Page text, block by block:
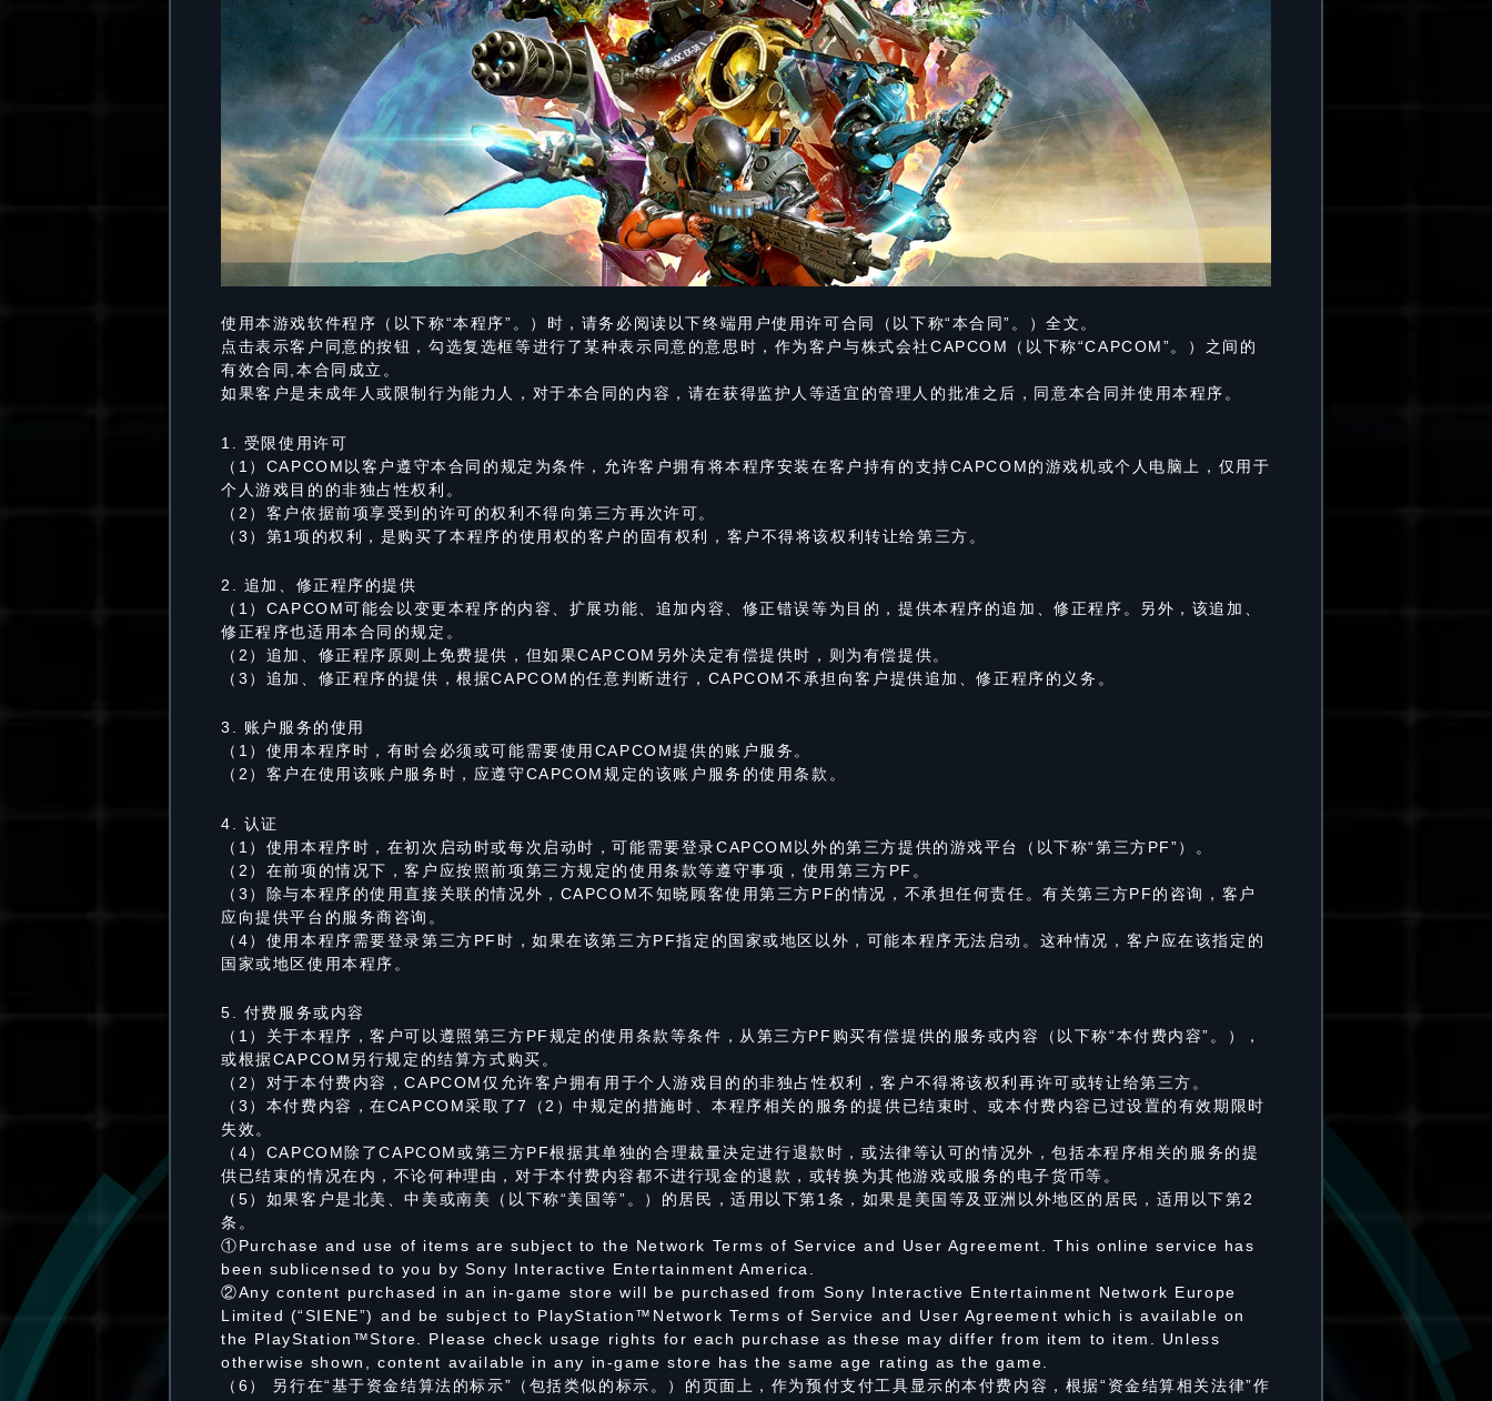
使用本游戏软件程序（以下称“本程序”。）时，请务必阅读以下终端用户使用许可合同（以下称“本合同”。）全文。
点击表示客户同意的按钮，勾选复选框等进行了某种表示同意的意思时，作为客户与株式会社CAPCOM（以下称“CAPCOM”。）之间的
有效合同,本合同成立。
如果客户是未成年人或限制行为能力人，对于本合同的内容，请在获得监护人等适宜的管理人的批准之后，同意本合同并使用本程序。
1. 受限使用许可
（1）CAPCOM以客户遵守本合同的规定为条件，允许客户拥有将本程序安装在客户持有的支持CAPCOM的游戏机或个人电脑上，仅用于
个人游戏目的的非独占性权利。
（2）客户依据前项享受到的许可的权利不得向第三方再次许可。
（3）第1项的权利，是购买了本程序的使用权的客户的固有权利，客户不得将该权利转让给第三方。
2. 追加、修正程序的提供
（1）CAPCOM可能会以变更本程序的内容、扩展功能、追加内容、修正错误等为目的，提供本程序的追加、修正程序。另外，该追加、
修正程序也适用本合同的规定。
（2）追加、修正程序原则上免费提供，但如果CAPCOM另外决定有偿提供时，则为有偿提供。
（3）追加、修正程序的提供，根据CAPCOM的任意判断进行，CAPCOM不承担向客户提供追加、修正程序的义务。
3. 账户服务的使用
（1）使用本程序时，有时会必须或可能需要使用CAPCOM提供的账户服务。
（2）客户在使用该账户服务时，应遵守CAPCOM规定的该账户服务的使用条款。
4. 认证
（1）使用本程序时，在初次启动时或每次启动时，可能需要登录CAPCOM以外的第三方提供的游戏平台（以下称“第三方PF”）。
（2）在前项的情况下，客户应按照前项第三方规定的使用条款等遵守事项，使用第三方PF。
（3）除与本程序的使用直接关联的情况外，CAPCOM不知晓顾客使用第三方PF的情况，不承担任何责任。有关第三方PF的咨询，客户
应向提供平台的服务商咨询。
（4）使用本程序需要登录第三方PF时，如果在该第三方PF指定的国家或地区以外，可能本程序无法启动。这种情况，客户应在该指定的
国家或地区使用本程序。
5. 付费服务或内容
（1）关于本程序，客户可以遵照第三方PF规定的使用条款等条件，从第三方PF购买有偿提供的服务或内容（以下称“本付费内容”。），
或根据CAPCOM另行规定的结算方式购买。
（2）对于本付费内容，CAPCOM仅允许客户拥有用于个人游戏目的的非独占性权利，客户不得将该权利再许可或转让给第三方。
（3）本付费内容，在CAPCOM采取了7（2）中规定的措施时、本程序相关的服务的提供已结束时、或本付费内容已过设置的有效期限时
失效。
（4）CAPCOM除了CAPCOM或第三方PF根据其单独的合理裁量决定进行退款时，或法律等认可的情况外，包括本程序相关的服务的提
供已结束的情况在内，不论何种理由，对于本付费内容都不进行现金的退款，或转换为其他游戏或服务的电子货币等。
（5）如果客户是北美、中美或南美（以下称“美国等”。）的居民，适用以下第1条，如果是美国等及亚洲以外地区的居民，适用以下第2
条。
①Purchase and use of items are subject to the Network Terms of Service and User Agreement. This online service has
been sublicensed to you by Sony Interactive Entertainment America.
②Any content purchased in an in-game store will be purchased from Sony Interactive Entertainment Network Europe
Limited (“SIENE”) and be subject to PlayStation™Network Terms of Service and User Agreement which is available on
the PlayStation™Store. Please check usage rights for each purchase as these may differ from item to item. Unless
otherwise shown, content available in any in-game store has the same age rating as the game.
（6） 另行在“基于资金结算法的标示”（包括类似的标示。）的页面上，作为预付支付工具显示的本付费内容，根据“资金结算相关法律”作